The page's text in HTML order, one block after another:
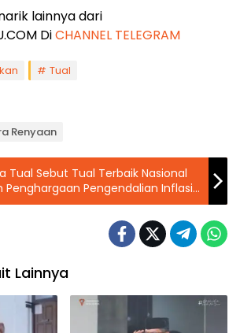
lainnya dari
DiCHANNEL TELEGRAM
Tual
Renyaan
Tual Sebut Tual Terbaik Nasional
Penghargaan Pengendalian Inflasi
Lainnya